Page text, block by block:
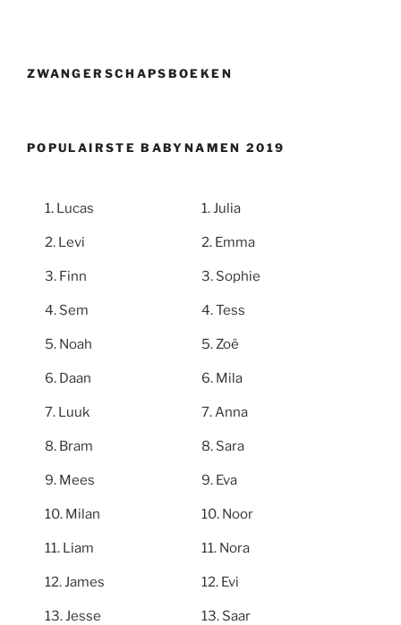
ZWANGERSCHAPSBOEKEN
POPULAIRSTE BABYNAMEN 2019
Lucas
Levi
Finn
Sem
Noah
Daan
Luuk
Bram
Mees
Milan
Liam
James
Jesse
Julia
Emma
Sophie
Tess
Zoë
Mila
Anna
Sara
Eva
Noor
Nora
Evi
Saar